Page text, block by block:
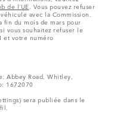
de l’UE . Vous pouvez refuser
avec la Commission.
fin du mois de mars pour
si vous souhaitez refuser le
et votre numéro
Abbey Road, Whitley,
1672070
sera publiée dans le